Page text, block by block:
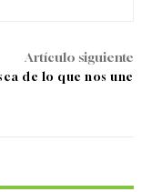
Artículo siguiente
de lo que nos une